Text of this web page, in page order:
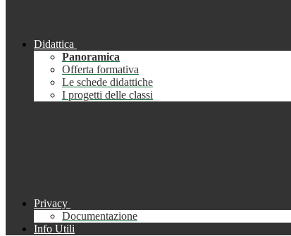
Didattica
Panoramica
Offerta formativa
Le schede didattiche
I progetti delle classi
Privacy
Documentazione
Info Utili